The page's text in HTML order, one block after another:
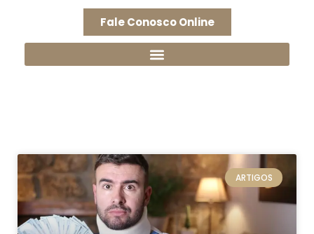
Fale Conosco Online
ARTIGOS